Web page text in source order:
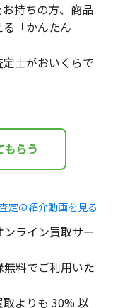
持ちの方、商品
「かんたん
士がおいくらで
らう
定の紹介動画を見る
ライン買取サー
料でご利用いた
よりも 30% 以